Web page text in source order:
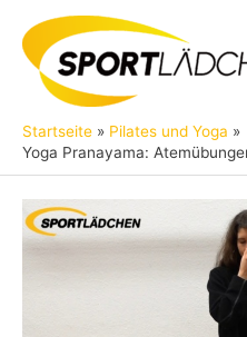
Inhalt
springen
Startseite
Pilates und Yoga
Yoga Pranayama: